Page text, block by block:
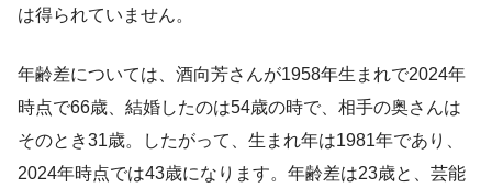
は得られていません。
年齢差については、酒向芳さんが1958年生まれで2024年
時点で66歳、結婚したのは54歳の時で、相手の奥さんは
そのとき31歳。したがって、生まれ年は1981年であり、
2024年時点では43歳になります。年齢差は23歳と、芸能